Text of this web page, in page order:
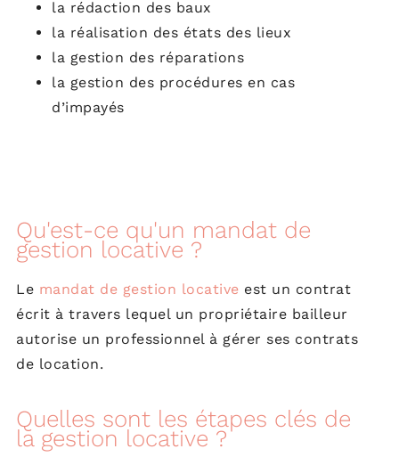
la rédaction des baux
la réalisation des états des lieux
la gestion des réparations
la gestion des procédures en cas
d’impayés
Qu'est-ce qu'un mandat de
gestion locative ?
Le mandat de gestion locative est un contrat
écrit à travers lequel un propriétaire bailleur
autorise un professionnel à gérer ses contrats
de location.
Quelles sont les étapes clés de
la gestion locative ?